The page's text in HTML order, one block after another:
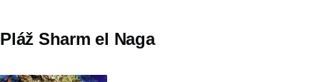
Pláž Sharm el Naga